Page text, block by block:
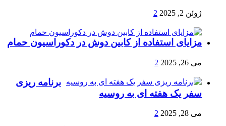
ژوئن 2, 2025 2
مزایای استفاده از کابین دوش در دکوراسیون حمام
می 26, 2025 2
برنامه ریزی
سفر یک هفته ای به روسیه
می 28, 2025 2